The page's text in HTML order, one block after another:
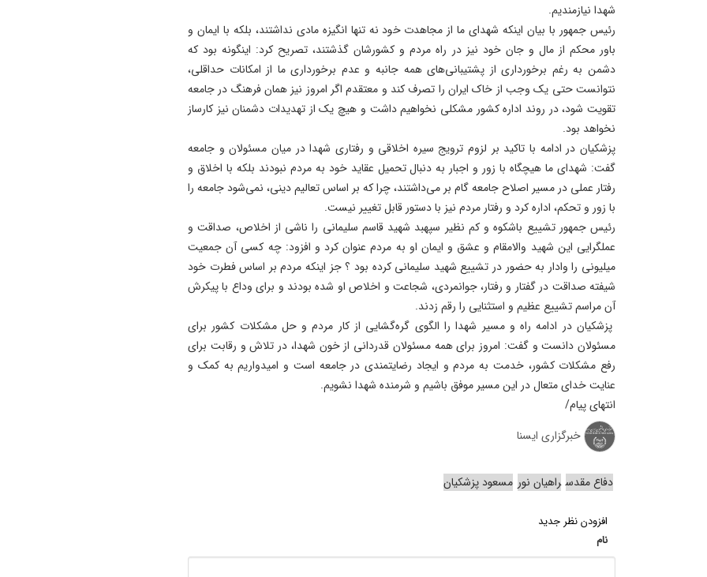
شهدا نیازمندیم.
رئیس جمهور با بیان اینکه شهدای ما از مجاهدت خود نه تنها انگیزه مادی نداشتند، بلکه با ایمان و
باور محکم از مال و جان خود نیز در راه مردم و کشورشان گذشتند، تصریح کرد: اینگونه بود که
دشمن به رغم برخورداری از پشتیبانی‌های همه جانبه و عدم برخورداری ما از امکانات حداقلی،
نتوانست حتی یک وجب از خاک ایران را تصرف کند و معتقدم اگر امروز نیز همان فرهنگ در جامعه
تقویت شود، در روند اداره کشور مشکلی نخواهیم داشت و هیچ یک از تهدیدات دشمنان نیز کارساز
نخواهد بود.
پزشکیان در ادامه با تاکید بر لزوم ترویج سیره اخلاقی و رفتاری شهدا در میان مسئولان و جامعه
گفت: شهدای ما هیچگاه با زور و اجبار به دنبال تحمیل عقاید خود به مردم نبودند بلکه با اخلاق و
رفتار عملی در مسیر اصلاح جامعه گام بر می‌داشتند، چرا که بر اساس تعالیم دینی، نمی‌شود جامعه را
با زور و تحکم، اداره کرد و رفتار مردم نیز با دستور قابل تغییر نیست.
رئیس جمهور تشییع باشکوه و کم نظیر سپهبد شهید قاسم سلیمانی را ناشی از اخلاص، صداقت و
عملگرایی این شهید والامقام و عشق و ایمان او به مردم عنوان کرد و افزود: چه کسی آن جمعیت
میلیونی را وادار به حضور در تشییع شهید سلیمانی کرده بود ؟ جز اینکه مردم بر اساس فطرت خود
شیفته صداقت در گفتار و رفتار، جوانمردی، شجاعت و اخلاص او شده بودند و برای وداع با پیکرش
آن مراسم تشییع عظیم و استثنایی را رقم زدند.
پزشکیان در ادامه راه و مسیر شهدا را الگوی گره‌گشایی از کار مردم و حل مشکلات کشور برای
مسئولان دانست و گفت: امروز برای همه مسئولان قدردانی از خون شهدا، در تلاش و رقابت برای
رفع مشکلات کشور، خدمت به مردم و ایجاد رضایتمندی در جامعه است و امیدواریم به کمک و
عنایت خدای متعال در این مسیر موفق باشیم و شرمنده شهدا نشویم.
انتهای پیام/
خبرگزاری ایسنا
دفاع مقدس راهیان نور مسعود پزشکیان
افزودن نظر جدید
نام